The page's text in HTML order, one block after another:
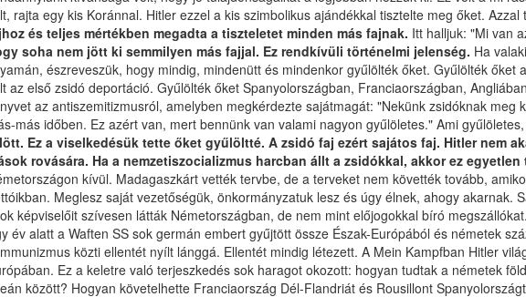
rajta egy kis Koránnal. Hitler ezzel a kis szimbolikus ajándékkal tisztelte meg őket.
és teljes mértékben megadta a tiszteletet minden más fajnak. Itt halljuk: "Mi van
soha nem jött ki semmilyen más fajjal. Ez rendkívüli történelmi jelenség. Ha
észreveszük, hogy mindig, mindenütt és mindenkor gyűlölték őket. Gyűlölték
az első zsidó deportáció. Gyűlölték őket Spanyolországban, Franciaországban,
az antiszemitizmusról, amelyben megkérdezte sajátmagát: "Nekünk zsidóknak
más időben. Ez azért van, mert bennünk van valami nagyon gyűlöletes." Ami
Ez a viselkedésük tette őket gyűlöltté. A zsidó faj ezért sajátos faj. Hitler nem
rovására. Ha a nemzetiszocializmus harcban állt a zsidókkal, akkor ez
kívül. Madagaszkárt vették tervbe, de a terveket nem követték tovább,
Meglesz saját vezetőségük, önkormányzatuk lesz és úgy élnek, ahogy
képviselőit szívesen látták Németországban, de nem mint előjogokkal bíró megszállókat.
év alatt a Waften SS sok germán embert gyűjtött össze Észak-Európából és németek
közti ellentét nyílt lánggá. Ellentét mindig létezett. A Mein Kampfban Hitler
Ez a keletre való terjeszkedés sok haragot okozott: hogyan tudtak a németek
között? Hogyan követelhette Franciaország Dél-Flandriát és Rousillont